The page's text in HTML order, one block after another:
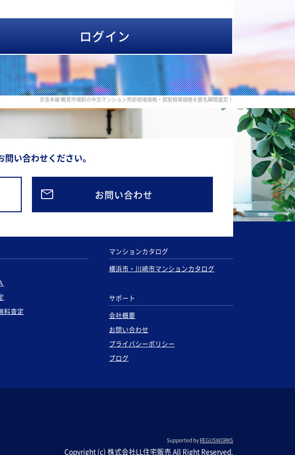
ログイン
京急本線 鶴見市場駅の中古マンション売却相場価格・買取相場価格を匿名瞬間査定！
問い合わせください。
お問い合わせ
料査定
マンションカタログ
横浜市・川崎市マンションカタログ
サポート
会社概要
お問い合わせ
プライバシーポリシー
ブログ
Supported by REGUSWORKS
Copyright (c) 株式会社LL住宅販売 All Right Reserved.